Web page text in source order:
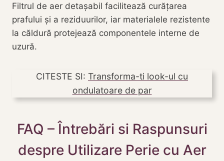
Filtrul de aer detașabil facilitează curățarea
prafului și a reziduurilor, iar materialele rezistente
la căldură protejează componentele interne de
uzură.
CITESTE SI: Transforma-ti look-ul cu
ondulatoare de par
FAQ – Întrebări si Raspunsuri
despre Utilizare Perie cu Aer